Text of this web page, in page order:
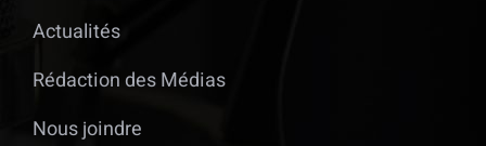
Actualités
Rédaction des Médias
Nous joindre